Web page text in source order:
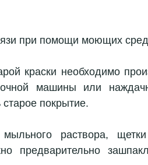
при помощи моющих
краски необходимо
машины или
старое покрытие.
раствора,